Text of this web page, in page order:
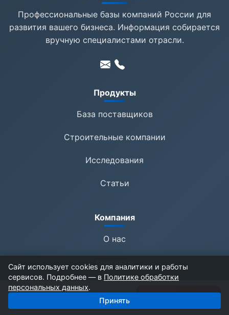
222 компаний
Профессиональные базы компаний России для
развития вашего бизнеса. Информация собирается
вручную специалистами отрасли.
Продукты
База поставщиков
Строительные компании
Исследования
Статьи
Компания
О нас
Предложить компанию
Обновление данных
Сайт использует cookies для аналитики и работы
сервисов. Подробнее — в Политике обработки
персональных данных.
Принять